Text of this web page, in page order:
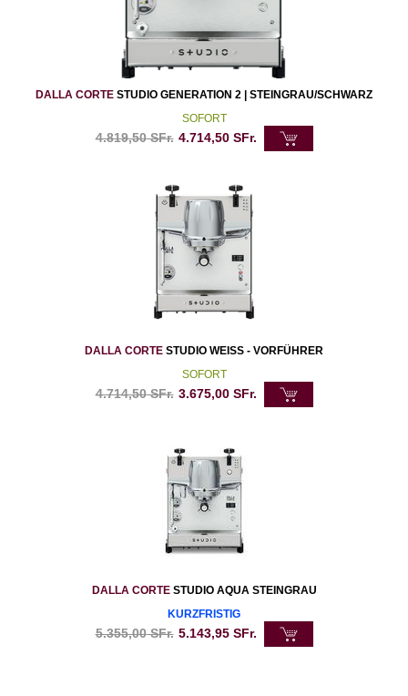
DALLA CORTE STUDIO GENERATION 2 | STEINGRAU/SCHWARZ
SOFORT
4.819,50SFr. 4.714,50SFr.
DALLA CORTE STUDIO WEISS - VORFÜHRER
SOFORT
4.714,50SFr. 3.675,00SFr.
DALLA CORTESTUDIO AQUA STEINGRAU
KURZFRISTIG
5.355,00SFr. 5.143,95SFr.